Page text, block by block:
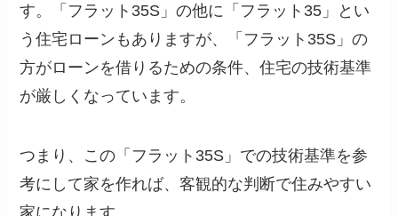
す。「フラット35S」の他に「フラット35」とい
う住宅ローンもありますが、「フラット35S」の
方がローンを借りるための条件、住宅の技術基準
が厳しくなっています。
つまり、この「フラット35S」での技術基準を参
考にして家を作れば、客観的な判断で住みやすい